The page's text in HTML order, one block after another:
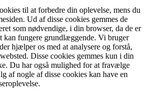
til at forbedre din oplevelse, mens du
Ud af disse cookies gemmes de
som nødvendige, i din browser, da de er
kan fungere grundlæggende. Vi bruger
hjælper os med at analysere og forstå,
Disse cookies gemmes kun i din
Du har også mulighed for at fravælge
af nogle af disse cookies kan have en